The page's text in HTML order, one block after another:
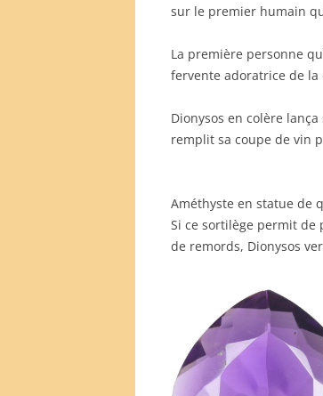
sur le premier humain
La première personne
fervente adoratrice de la
Dionysos en colère
remplit sa coupe de vin
Améthyste en statue de
Si ce sortilège permit de
de remords, Dionysos